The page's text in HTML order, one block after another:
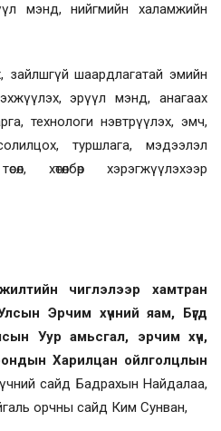
мэнд, нийгмийн халамжийн
зайлшгүй шаардлагатай эмийн
эрүүл мэнд, анагаах
технологи нэвтрүүлэх, эмч,
туршлага, мэдээлэл
хөтөлбөр хэрэгжүүлэхээр
чиглэлээр хамтран
Эрчим хүчний яам, Бүгд
Уур амьсгал, эрчим хүч,
Харилцан ойлголцлын
сайд Бадрахын Найдалаа,
орчны сайд Ким Сунван,